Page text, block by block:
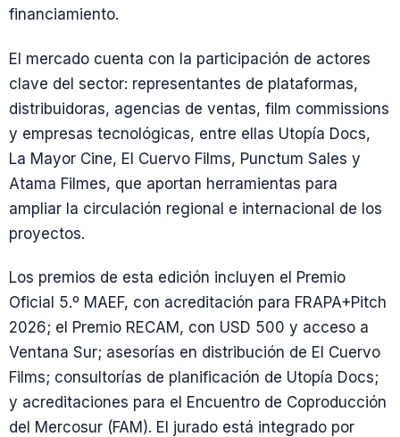
financiamiento.
El mercado cuenta con la participación de actores
clave del sector: representantes de plataformas,
distribuidoras, agencias de ventas, film commissions
y empresas tecnológicas, entre ellas Utopía Docs,
La Mayor Cine, El Cuervo Films, Punctum Sales y
Atama Filmes, que aportan herramientas para
ampliar la circulación regional e internacional de los
proyectos.
Los premios de esta edición incluyen el Premio
Oficial 5.º MAEF, con acreditación para FRAPA+Pitch
2026; el Premio RECAM, con USD 500 y acceso a
Ventana Sur; asesorías en distribución de El Cuervo
Films; consultorías de planificación de Utopía Docs;
y acreditaciones para el Encuentro de Coproducción
del Mercosur (FAM). El jurado está integrado por